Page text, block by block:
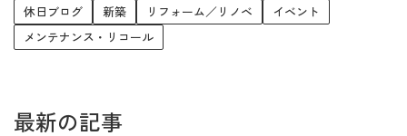
休日ブログ
新築 リフォーム／リノベ
イベント
メンテナンス・リコール
最新の記事